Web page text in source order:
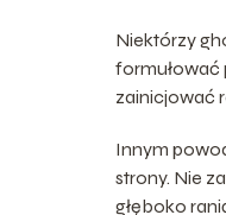
Niektórzy
formułować
zainicjować
Innym
strony. Nie
głęboko